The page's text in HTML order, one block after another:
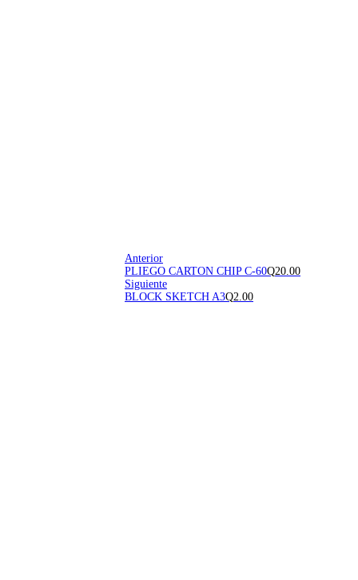
Anterior
PLIEGO CARTON CHIP C-60Q20.00
Siguiente
BLOCK SKETCH A3Q2.00